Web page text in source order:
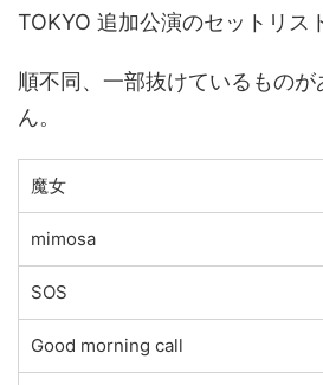
TOKYO 追加公演のセットリス
順不同、一部抜けているもの
ん。
魔女
mimosa
SOS
Good morning call